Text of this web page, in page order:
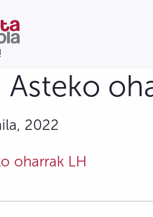
Asteko
2022
oharrak LH